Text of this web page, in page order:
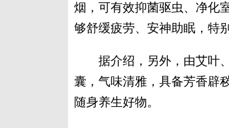
烟，可有效抑菌驱虫、净化
够舒缓疲劳、安神助眠，特
据介绍，另外，由艾叶、
囊，气味清雅，具备芳香辟
随身养生好物。